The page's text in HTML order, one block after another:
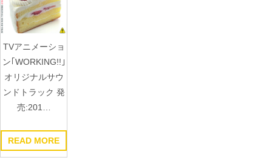
TVアニメーショ
ン｢WORKING!!｣
オリジナルサウ
ンドトラック 発
売:201…
READ MORE